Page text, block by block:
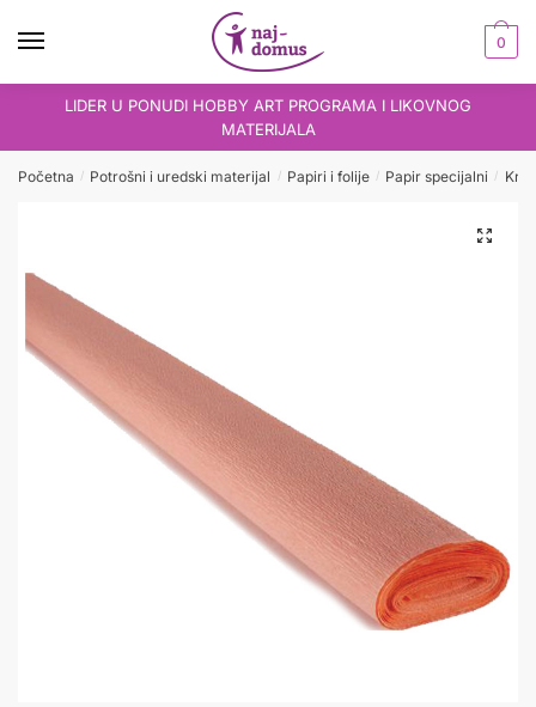
0
LIDER U PONUDI HOBBY ART PROGRAMA I LIKOVNOG
MATERIJALA
Početna / Potrošni i uredski materijal / Papiri i folije / Papir specijalni /